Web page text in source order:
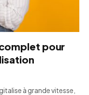
pour
à grande vitesse,